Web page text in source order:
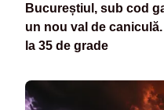
Bucureștiul, sub cod
un nou val de
la 35 de grade